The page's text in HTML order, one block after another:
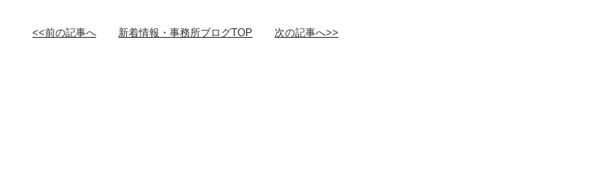
<<前の記事へ 新着情報・事務所ブログTOP 次の記事へ>>